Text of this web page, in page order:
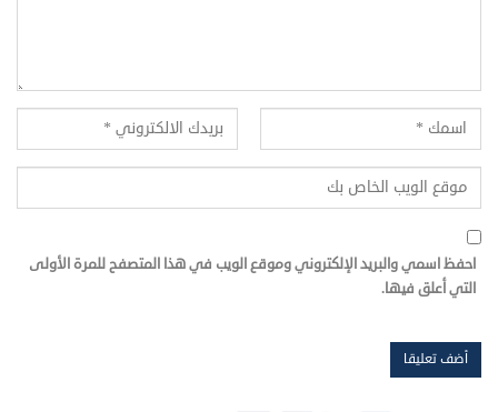
احفظ اسمي والبريد الإلكتروني وموقع الويب في هذا المتصفح للمرة الأولى
التي أعلق فيها.